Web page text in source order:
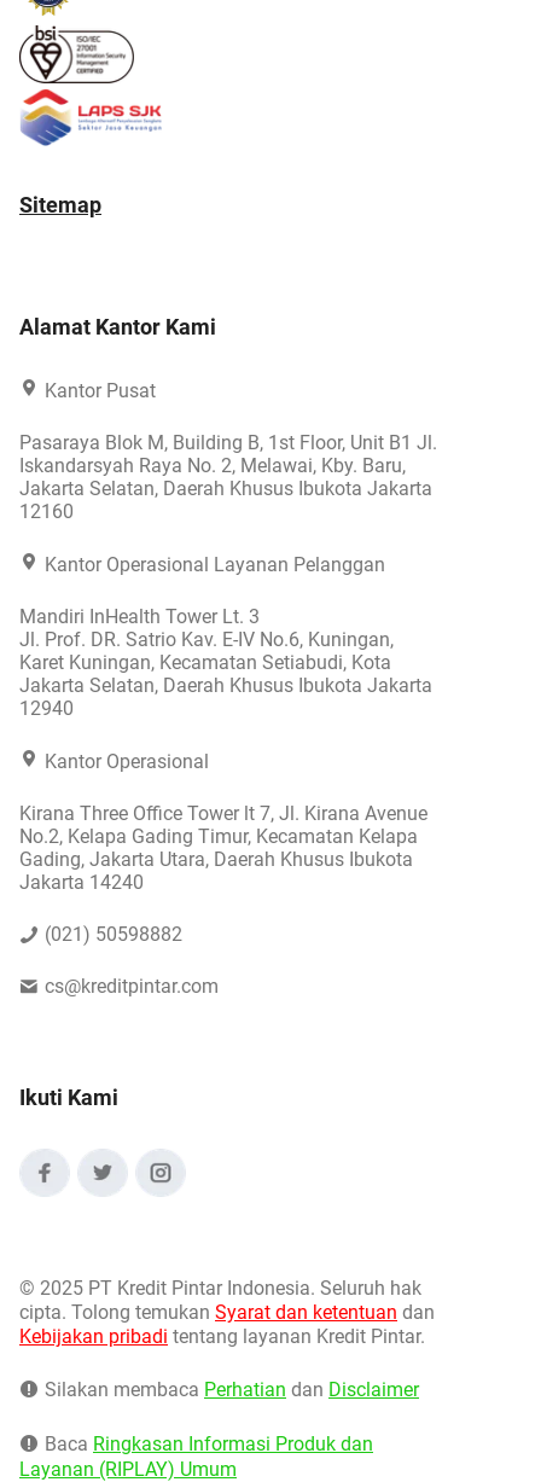
Sitemap
Alamat Kantor Kami
Kantor Pusat
Pasaraya Blok M, Building B, 1st Floor, Unit B1 Jl.
Iskandarsyah Raya No. 2, Melawai, Kby. Baru,
Jakarta Selatan, Daerah Khusus Ibukota Jakarta
12160
Kantor Operasional Layanan Pelanggan
Mandiri InHealth Tower Lt. 3
Jl. Prof. DR. Satrio Kav. E-IV No.6, Kuningan,
Karet Kuningan, Kecamatan Setiabudi, Kota
Jakarta Selatan, Daerah Khusus Ibukota Jakarta
12940
Kantor Operasional
Kirana Three Office Tower lt 7, Jl. Kirana Avenue
No.2, Kelapa Gading Timur, Kecamatan Kelapa
Gading, Jakarta Utara, Daerah Khusus Ibukota
Jakarta 14240
(021) 50598882
cs@kreditpintar.com
Ikuti Kami
© 2025 PT Kredit Pintar Indonesia. Seluruh hak
cipta. Tolong temukan Syarat dan ketentuan dan
Kebijakan pribadi tentang layanan Kredit Pintar.
Silakan membaca Perhatian dan Disclaimer
Baca Ringkasan Informasi Produk dan
Layanan (RIPLAY) Umum